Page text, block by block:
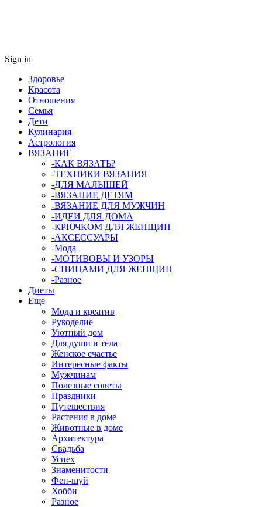
Sign in
Здоровье
Красота
Отношения
Семья
Дети
Кулинария
Астрология
ВЯЗАНИЕ
-КАК ВЯЗАТЬ?
-ТЕХНИКИ ВЯЗАНИЯ
-ДЛЯ МАЛЫШЕЙ
-ВЯЗАНИЕ ДЕТЯМ
-ВЯЗАНИЕ ДЛЯ МУЖЧИН
-ИДЕИ ДЛЯ ДОМА
-КРЮЧКОМ ДЛЯ ЖЕНЩИН
-AКСЕССУАРЫ
-Мода
-МОТИВОВЫ И УЗОРЫ
-СПИЦАМИ ДЛЯ ЖЕНЩИН
-Разное
Диеты
Еще
Мода и креатив
Рукоделие
Уютный дом
Для души и тела
Женское счастье
Интересные факты
Мужчинам
Полезные советы
Праздники
Путешествия
Растения в доме
Животные в доме
Архитектура
Свадьба
Успех
Знаменитости
Фен-шуй
Хобби
Разное